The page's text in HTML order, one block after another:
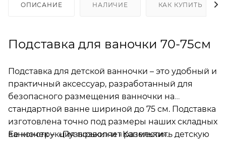
ОПИСАНИЕ НАЛИЧИЕ КАК КУПИТЬ
Подставка для ваночки 70-75см
Подставка для детской ванночки – это удобный и
практичный аксессуар, разработанный для
безопасного размещения ванночки на
стандартной ванне шириной до 75 см. Подставка
изготовлена точно под размеры наших складных
ванночек – «Пузырьки» и «Капельки».
Ее конструкция позволяет разместить детскую